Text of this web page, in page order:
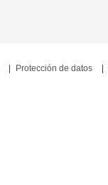
Protección de datos